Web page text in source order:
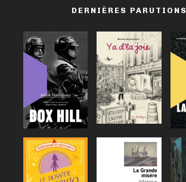
DERNIÈRES PARUTIONS